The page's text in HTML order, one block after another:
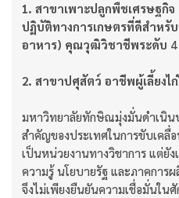
1. สาขาเพาะปลูกพืชเศรษฐกิจ
ปฏิบัติทางการเกษตรที่ดีสำหรั
อาหาร) คุณวุฒิวิชาชีพระดับ 4
2. สาขาปศุสัตว์ อาชีพผู้เลี้ยง
มหาวิทยาลัยทักษิณมุ่งมั่นดำเนิน
สำคัญของประเทศในการขับเคลื่
เป็นหน่วยงานทางวิชาการ แต่ยั
ความรู้ นโยบายรัฐ และภาคการ
จึงไม่เพียงยืนยันความเชื่อมั่นใน